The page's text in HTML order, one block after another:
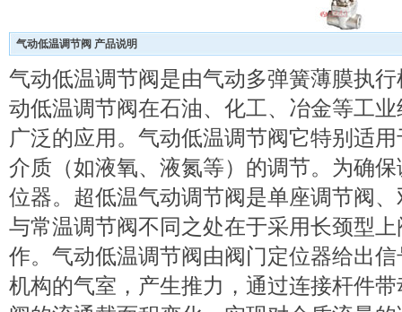
气动低温调节阀 产品说明
气动低温调节阀是由气动多弹簧薄膜执
动低温调节阀在石油、化工、冶金等工
广泛的应用。气动低温调节阀它特别适
介质（如液氧、液氮等）的调节。为确
位器。超低温气动调节阀是单座调节阀
与常温调节阀不同之处在于采用长颈型
作。气动低温调节阀由阀门定位器给出
机构的气室，产生推力，通过连接杆件